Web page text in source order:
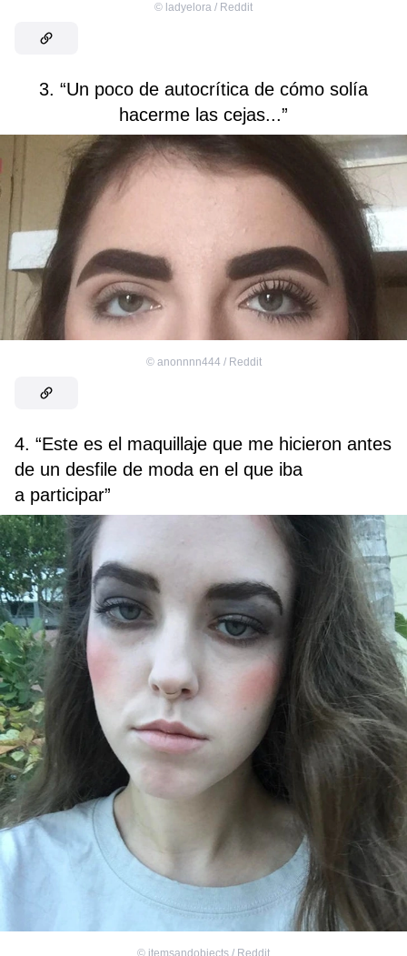
© ladyelora / Reddit
3. “Un poco de autocrítica de cómo solía
hacerme las cejas...”
© anonnnn444 / Reddit
4. “Este es el maquillaje que me hicieron antes
de un desfile de moda en el que iba
a participar”
© itemsandobjects / Reddit